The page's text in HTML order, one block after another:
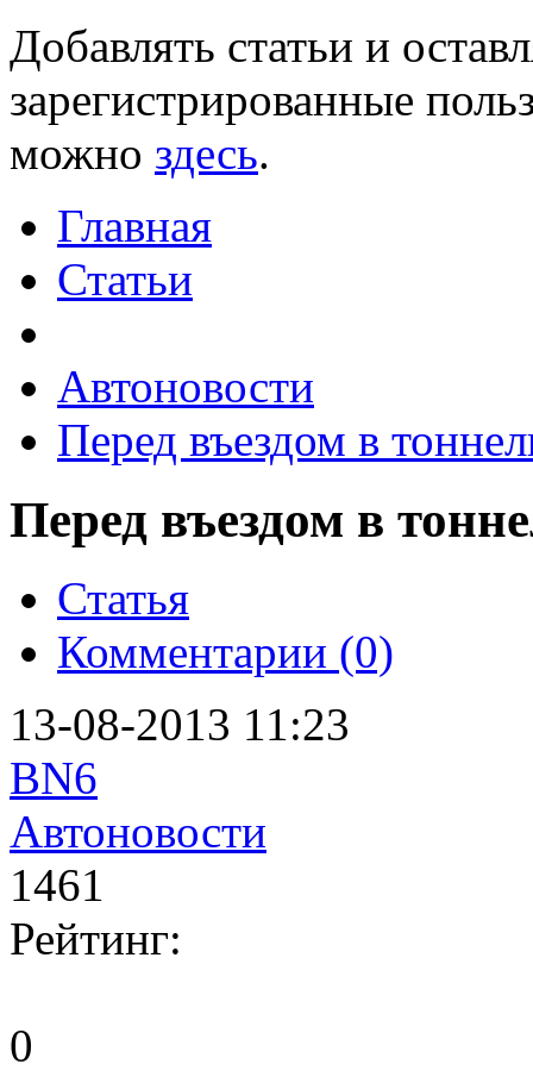
Добавлять статьи и
зарегистрированные
можно здесь.
Главная
Статьи
Автоновости
Перед въездом в
Перед въездом в
Статья
Комментарии (0)
13-08-2013 11:23
BN6
Автоновости
1461
Рейтинг:
0